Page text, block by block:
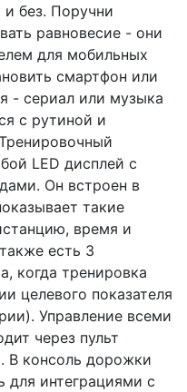
без. Поручни
равновесие - они
для мобильных
смартфон или
- сериал или музыка
с рутиной и
LED дисплей c
Он встроен в
такие
время и
есть 3
когда тренировка
целевого показателя
Управление всеми
через пульт
В консоль дорожки
для интеграциями с